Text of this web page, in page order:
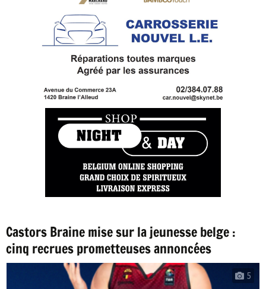
Castors Braine mise sur la jeunesse belge :
cinq recrues prometteuses annoncées
5